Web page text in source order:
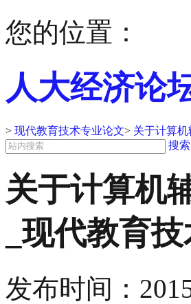
您的位置：
人大经济论
> 现代教育技术专业论文> 关于计算
搜索
关于计算机
_现代教育
发布时间：